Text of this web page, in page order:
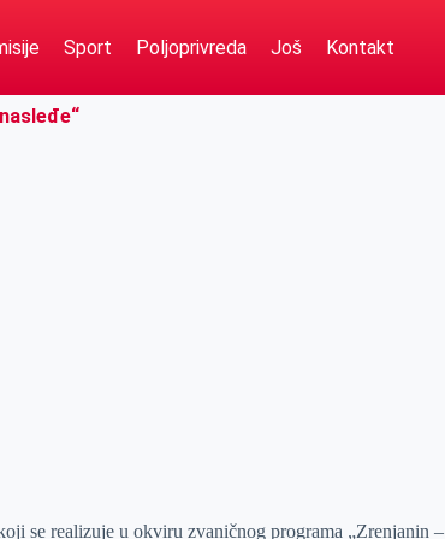
Sport Poljoprivreda Još Kontakt
se realizuje u okviru zvaničnog programa „Zrenjanin –